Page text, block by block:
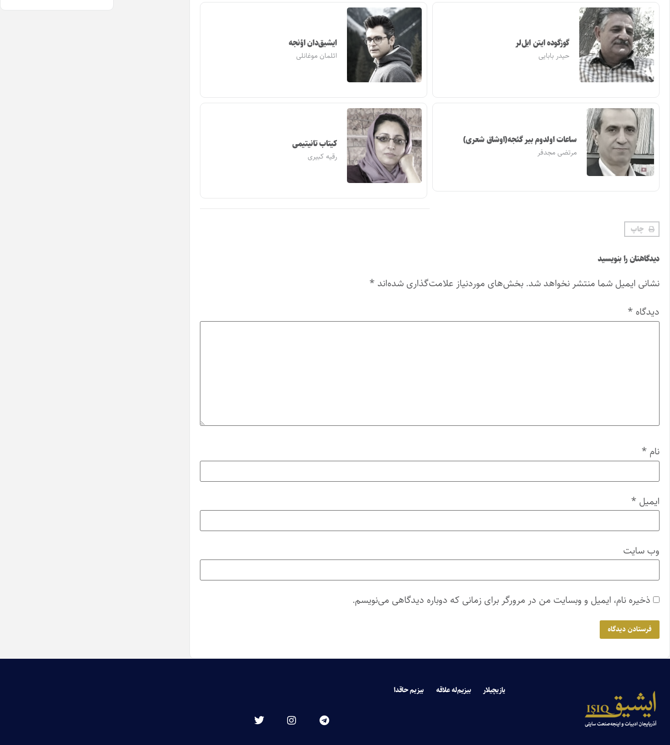
گوزگوده ایتن ایل‌لر
حیدر بابایی
ایشیق‌دان اؤنجه
ائلمان موغانلی
ساعات اولدوم بیر گئجه(اوشاق شعری)
مرتضی مجدفر
کیتاب تانیتیمی
رقیه کبیری
چاپ
دیدگاهتان را بنویسید
نشانی ایمیل شما منتشر نخواهد شد. بخش‌های موردنیاز علامت‌گذاری شده‌اند *
دیدگاه *
نام *
ایمیل *
وب‌ سایت
ذخیره نام، ایمیل و وبسایت من در مرورگر برای زمانی که دوباره دیدگاهی می‌نویسم.
یازیچیلار بیزیم‌له علاقه بیزیم حاقدا